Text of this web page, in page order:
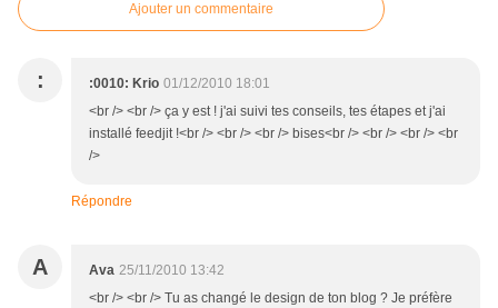
Ajouter un commentaire
: :0010: Krio 01/12/2010 18:01
<br /> <br /> ça y est ! j'ai suivi tes conseils, tes étapes et j'ai
installé feedjit !<br /> <br /> <br /> bises<br /> <br /> <br /> <br
/>
Répondre
A Ava 25/11/2010 13:42
<br /> <br /> Tu as changé le design de ton blog ? Je préfère